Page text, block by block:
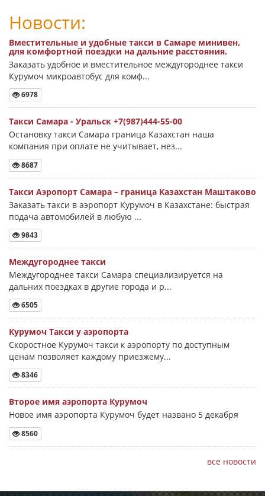
Новости:
Вместительные и удобные такси в Самаре минивен,
для комфортной поездки на дальние расстояния.
Заказать удобное и вместительное междугороднее такси
Курумоч микроавтобус для комф...
6978
Такси Самара - Уральск +7(987)444-55-00
Остановку такси Самара граница Казахстан наша
компания при оплате не учитывает, нез...
8687
Такси Аэропорт Самара – граница Казахстан Маштаково
Заказать такси в аэропорт Курумоч в Казахстане: быстрая
подача автомобилей в любую ...
9843
Междугороднее такси
Междугороднее такси Самара специализируется на
дальних поездках в другие города и р...
6505
Курумоч Такси у аэропорта
Скоростное Курумоч такси к аэропорту по доступным
ценам позволяет каждому приезжему...
8346
Второе имя аэропорта Курумоч
Новое имя аэропорта Курумоч будет названо 5 декабря
8560
все новости